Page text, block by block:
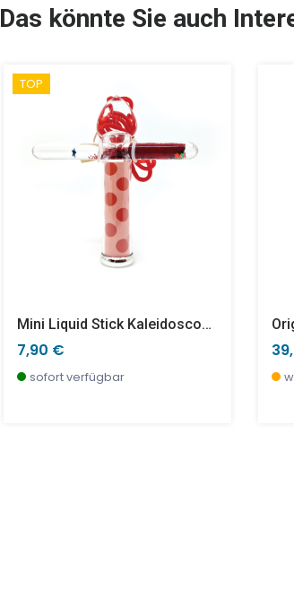
Das könnte Sie auch
TOP
Mini Liquid Stick Kaleidoscope Groovy Red Dots
7,90 €
sofort verfügbar